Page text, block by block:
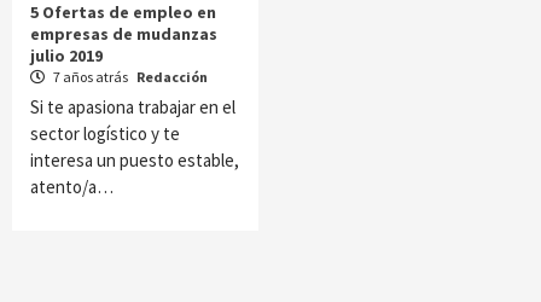
5 Ofertas de empleo en
empresas de mudanzas
julio 2019
7 años atrás Redacción
Si te apasiona trabajar en el
sector logístico y te
interesa un puesto estable,
atento/a…